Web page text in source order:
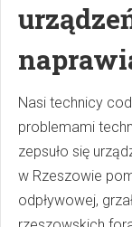
Nasi technicy
problemami
zepsuło się
w Rzeszowie
odpływowej,